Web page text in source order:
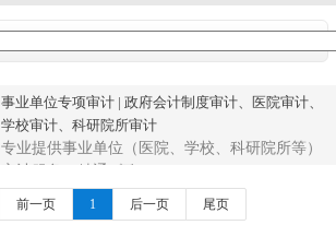
事业单位专项审计 | 政府会计制度审计、医院审计、
学校审计、科研院所审计
专业提供事业单位（医院、学校、科研院所等）
前一页 1 后一页 尾页